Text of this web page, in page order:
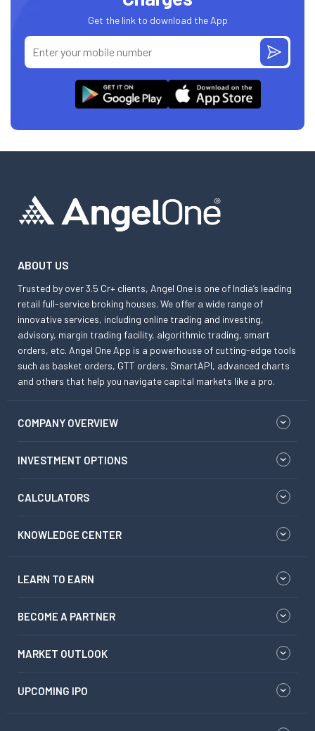
Get the link to download the App
ABOUT US
Trusted by over 3.5 Cr+ clients, Angel One is one of India’s leading
retail full-service broking houses. We offer a wide range of
innovative services, including online trading and investing,
advisory, margin trading facility, algorithmic trading, smart
orders, etc. Angel One App is a powerhouse of cutting-edge tools
such as basket orders, GTT orders, SmartAPI, advanced charts
and others that help you navigate capital markets like a pro.
COMPANY OVERVIEW
INVESTMENT OPTIONS
CALCULATORS
KNOWLEDGE CENTER
LEARN TO EARN
BECOME A PARTNER
MARKET OUTLOOK
UPCOMING IPO